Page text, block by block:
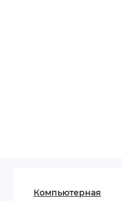
Компьютерная